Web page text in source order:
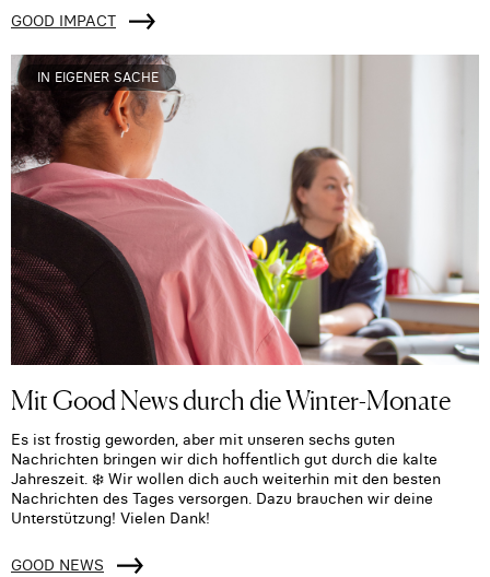
GOOD IMPACT
IN EIGENER SACHE
Mit Good News durch die Winter-Monate
Es ist frostig geworden, aber mit unseren sechs guten
Nachrichten bringen wir dich hoffentlich gut durch die kalte
Jahreszeit. ❄️ Wir wollen dich auch weiterhin mit den besten
Nachrichten des Tages versorgen. Dazu brauchen wir deine
Unterstützung! Vielen Dank!
GOOD NEWS